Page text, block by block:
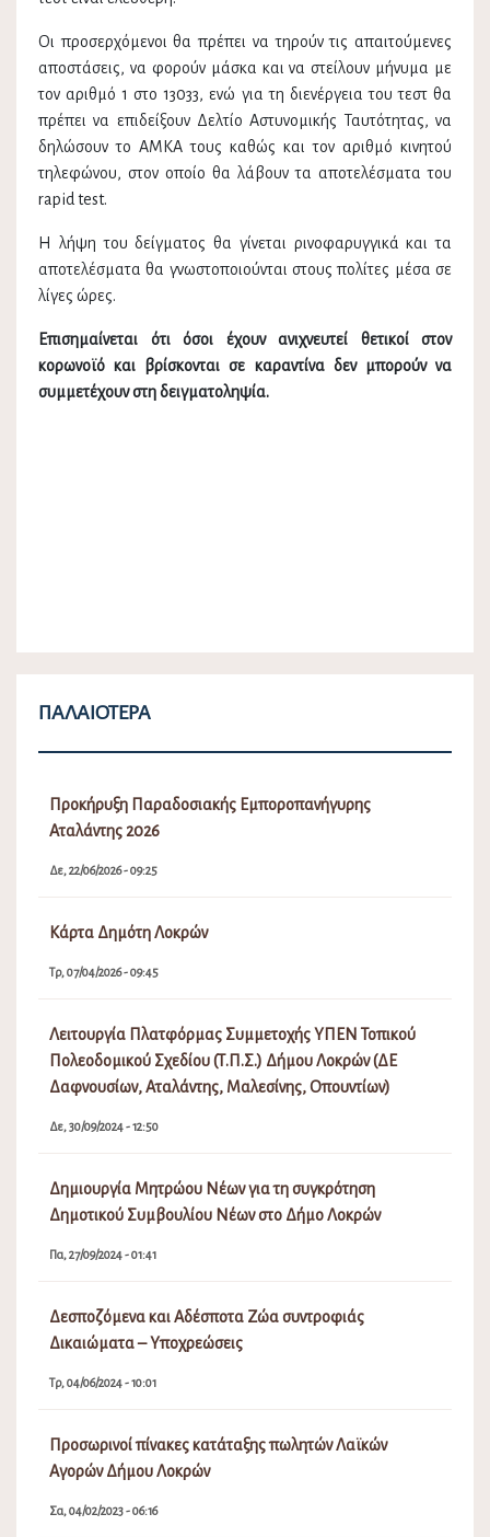
Οι προσερχόμενοι θα πρέπει να τηρούν τις απαιτούμενες
αποστάσεις, να φορούν μάσκα και να στείλουν μήνυμα με
τον αριθμό 1 στο 13033, ενώ για τη διενέργεια του τεστ θα
πρέπει να επιδείξουν Δελτίο Αστυνομικής Ταυτότητας, να
δηλώσουν το ΑΜΚΑ τους καθώς και τον αριθμό κινητού
τηλεφώνου, στον οποίο θα λάβουν τα αποτελέσματα του
rapid test.
Η λήψη του δείγματος θα γίνεται ρινοφαρυγγικά και τα
αποτελέσματα θα γνωστοποιούνται στους πολίτες μέσα σε
λίγες ώρες.
Επισημαίνεται ότι όσοι έχουν ανιχνευτεί θετικοί στον
κορωνοϊό και βρίσκονται σε καραντίνα δεν μπορούν να
συμμετέχουν στη δειγματοληψία.
ΠΑΛΑΙΌΤΕΡΑ
Προκήρυξη Παραδοσιακής Εμποροπανήγυρης
Αταλάντης 2026
Δε, 22/06/2026 - 09:25
Κάρτα Δημότη Λοκρών
Τρ, 07/04/2026 - 09:45
Λειτουργία Πλατφόρμας Συμμετοχής ΥΠΕΝ Τοπικού
Πολεοδομικού Σχεδίου (Τ.Π.Σ.) Δήμου Λοκρών (ΔΕ
Δαφνουσίων, Αταλάντης, Μαλεσίνης, Οπουντίων)
Δε, 30/09/2024 - 12:50
Δημιουργία Μητρώου Νέων για τη συγκρότηση
Δημοτικού Συμβουλίου Νέων στο Δήμο Λοκρών
Πα, 27/09/2024 - 01:41
Δεσποζόμενα και Αδέσποτα Ζώα συντροφιάς
Δικαιώματα – Υποχρεώσεις
Τρ, 04/06/2024 - 10:01
Προσωρινοί πίνακες κατάταξης πωλητών Λαϊκών
Αγορών Δήμου Λοκρών
Σα, 04/02/2023 - 06:16